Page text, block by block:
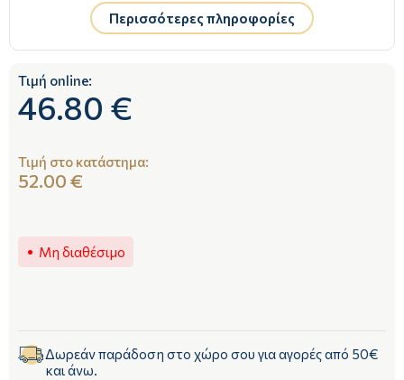
Περισσότερες πληροφορίες
Τιμή online:
46.80 €
Τιμή στο κατάστημα:
52.00 €
Μη διαθέσιμο
Δωρεάν παράδοση στο χώρο σου για αγορές από 50€
και άνω.